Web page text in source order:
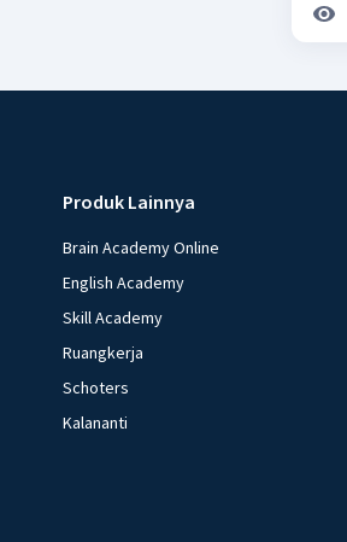
Produk Lainnya
Brain Academy Online
English Academy
Skill Academy
Ruangkerja
Schoters
Kalananti